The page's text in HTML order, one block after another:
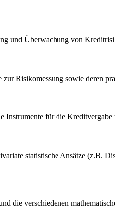
und Überwachung von
Risikomessung sowie deren
Instrumente für die
statistische Ansätze (z.B.
die verschiedenen